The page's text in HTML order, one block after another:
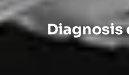
Diagnosis